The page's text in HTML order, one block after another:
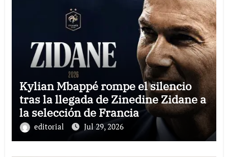
Kylian Mbappé rompe el silencio
tras la llegada de Zinedine Zidane a
la selección de Francia
editorial Jul 29, 2026